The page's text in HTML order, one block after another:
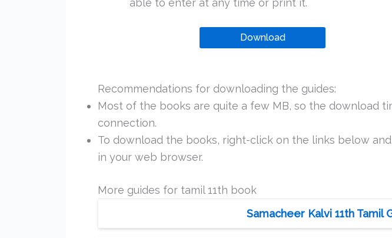
able to enter at any time or print it.
Download
Recommendations for downloading the guides:
Most of the books are quite a few MB, so the download
connection.
To download the books, right-click on the links below
in your web browser.
More guides for tamil 11th book
Samacheer Kalvi 11th Tamil